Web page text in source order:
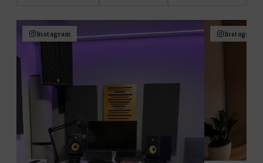
Instagram Instagram